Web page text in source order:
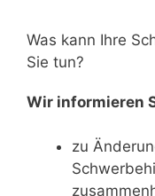
Was kann Ihre
Sie tun?
Wir informieren
zu